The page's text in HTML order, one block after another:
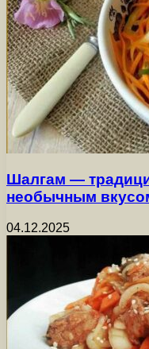
Шалгам —
необычным
04.12.2025